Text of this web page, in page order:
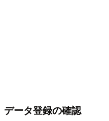
データ登録の確認